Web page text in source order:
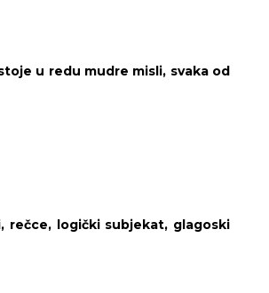
u redu mudre misli, svaka od
rečce, logički subjekat, glagoski